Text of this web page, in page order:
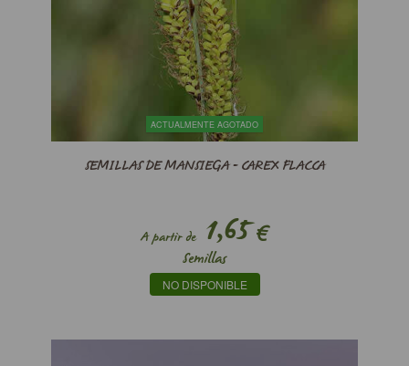
ACTUALMENTE AGOTADO
SEMILLAS DE MANSIEGA - CAREX FLACCA
A partir de1,65€
Semillas
NO DISPONIBLE